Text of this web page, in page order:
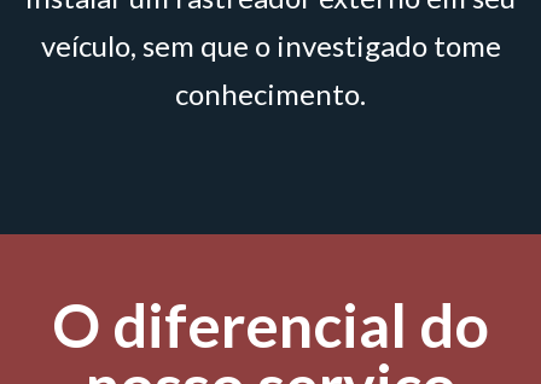
veículo, sem que o investigado tome
conhecimento.
O diferencial do